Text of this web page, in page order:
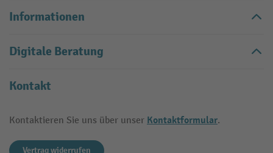
Informationen
Digitale Beratung
Kontakt
Kontaktieren Sie uns über unser Kontaktformular.
Vertrag widerrufen